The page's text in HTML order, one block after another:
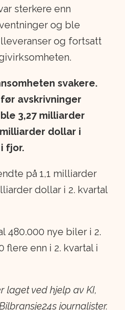
sterkere enn
og ble
og fortsatt
svakere.
avskrivninger
3,27 milliarder
dollar i
fjor.
på 1,1 milliarder
dollar i 2. kvartal
480.000 nye biler i 2.
flere enn i 2. kvartal i
laget ved hjelp av KI,
journalister.